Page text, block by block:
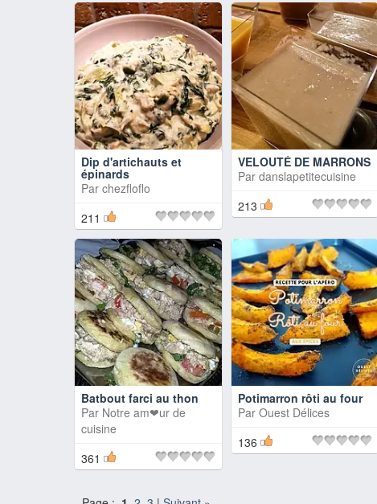
Dip d'artichauts et
épinards
Par chezfloflo
211
VELOUTÉ DE MARRONS
Par danslapetitecuisine
213
Batbout farci au thon
Par Notre am❤ur de
cuisine
361
Potimarron rôti au four
Par Ouest Délices
136